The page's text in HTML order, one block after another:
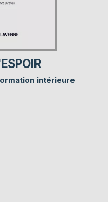
intérieure